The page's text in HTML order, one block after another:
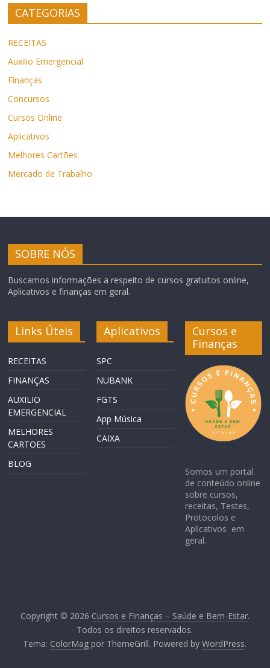
CATEGORIAS
RECEITAS
Auxilio Emergencial
Finanças
Concursos
Cursos Online
Aplicativos
Melhores Cartões
Mercado de Trabalho
SOBRE NÓS
Buscamos informações a respeito de cursos gratuitos online,
Aplicativos e finanças em geral.
Links Úteis
RECEITAS
FINANÇAS
AUXILIO
EMERGENCIAL
MELHORES
CARTOES
BLOG
Aplicativos
SPC
NUBANK
FGTS
App Música
CAIXA
Cursos e
Finanças
Somos um portal
de conteúdo online
sobre cursos,
receitas, Testes,
Protocolos e
Aplicativos em
geral.
Copyright © 2026 Cursos e Finanças – Saúde e Bem-Estar.
Todos os direitos reservados.
Tema: ColorMag por ThemeGrill. Powered byWordPress.